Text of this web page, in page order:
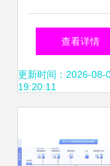
商如何打造卓
MSS/MDR与
业务
查看详情
更新时间：2026-08-
19:20:11